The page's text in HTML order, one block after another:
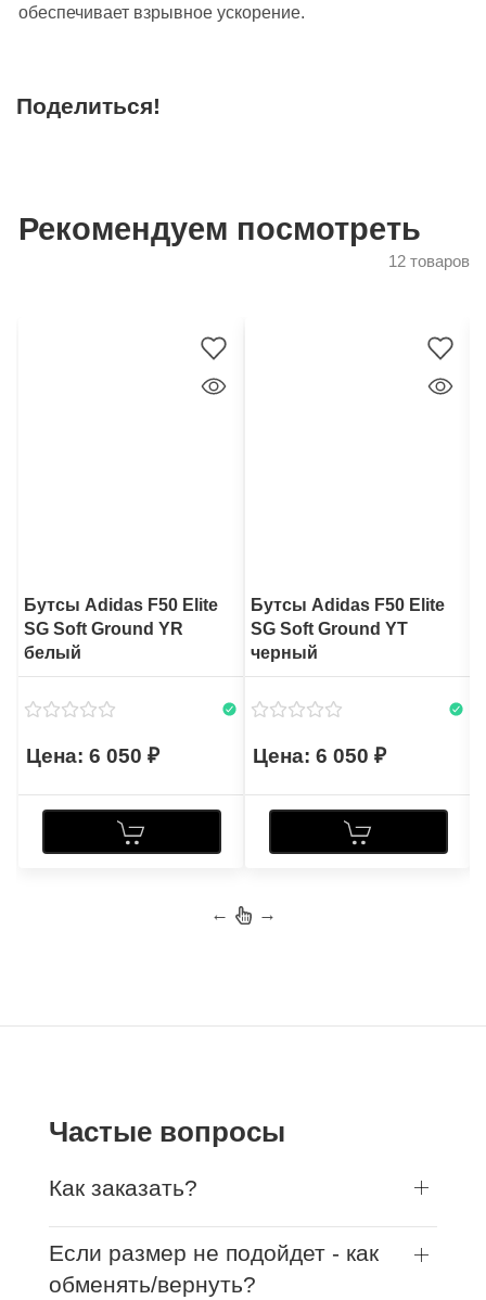
обеспечивает взрывное ускорение.
Поделиться!
Рекомендуем посмотреть
12 товаров
Бутсы Adidas F50 Elite
SG Soft Ground YR
белый
6 050
Бутсы Adidas F50 Elite
SG Soft Ground YT
черный
6 050
← →
Частые вопросы
Как заказать?
Если размер не подойдет - как
обменять/вернуть?